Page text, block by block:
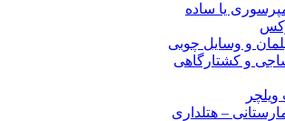
یا ساده
و وسایل چوبی
و کشتارگاهی
– هتلداری